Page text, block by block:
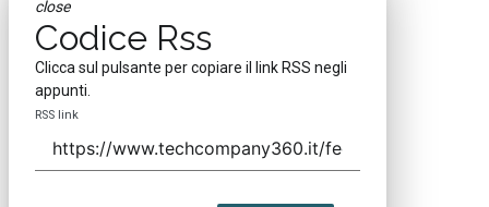
close
Codice Rss
Clicca sul pulsante per copiare il link RSS negli
appunti.
RSS link